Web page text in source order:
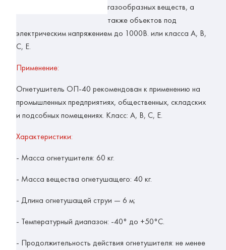
газообразных веществ, а
также объектов под
электрическим напряжением до 1000В. или класса А, В,
С, Е.
Применение:
Огнетушитель ОП-40 рекомендован к применению на
промышленных предприятиях, общественных, складских
и подсобных помещениях. Класс: А, В, С, Е.
Характеристики:
- Масса огнетушителя: 60 кг.
- Масса вещества огнетушащего: 40 кг.
- Длина огнетушащей струи — 6 м;
- Температурный диапазон: -40° до +50°С.
- Продолжительность действия огнетушителя: не менее